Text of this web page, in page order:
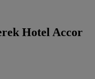
Hotel Accor